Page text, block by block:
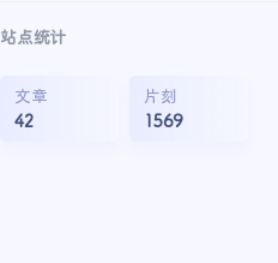
站点统计
文章
42
片刻
1569